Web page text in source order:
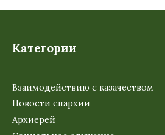
Категории
Взаимодействию с казачеством
Новости епархии
Архиерей